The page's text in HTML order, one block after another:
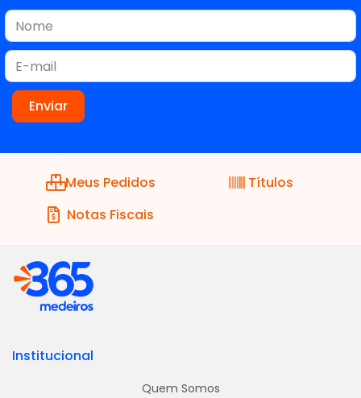
Meus Pedidos
Títulos
Notas Fiscais
Institucional
Quem Somos